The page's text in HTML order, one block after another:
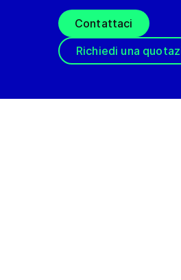
Contattaci
Richiedi una